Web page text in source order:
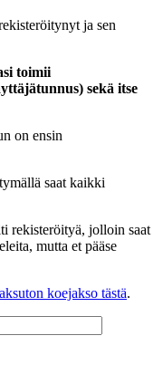
ja sen
toimii
sekä itse
on ensin
saat kaikki
rekisteröityä, jolloin saat
mutta et pääse
koejakso tästä.